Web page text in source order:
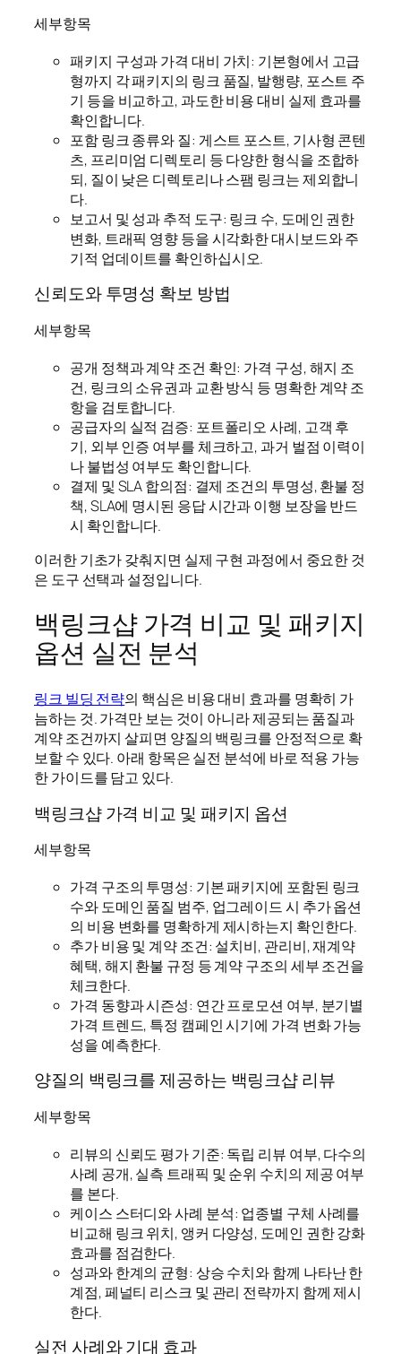
세부항목
패키지 구성과 가격 대비 가치: 기본형에서 고급
형까지 각 패키지의 링크 품질, 발행량, 포스트 주
기 등을 비교하고, 과도한 비용 대비 실제 효과를
확인합니다.
포함 링크 종류와 질: 게스트 포스트, 기사형 콘텐
츠, 프리미엄 디렉토리 등 다양한 형식을 조합하
되, 질이 낮은 디렉토리나 스팸 링크는 제외합니
다.
보고서 및 성과 추적 도구: 링크 수, 도메인 권한
변화, 트래픽 영향 등을 시각화한 대시보드와 주
기적 업데이트를 확인하십시오.
신뢰도와 투명성 확보 방법
세부항목
공개 정책과 계약 조건 확인: 가격 구성, 해지 조
건, 링크의 소유권과 교환 방식 등 명확한 계약 조
항을 검토합니다.
공급자의 실적 검증: 포트폴리오 사례, 고객 후
기, 외부 인증 여부를 체크하고, 과거 벌점 이력이
나 불법성 여부도 확인합니다.
결제 및 SLA 합의점: 결제 조건의 투명성, 환불 정
책, SLA에 명시된 응답 시간과 이행 보장을 반드
시 확인합니다.
이러한 기초가 갖춰지면 실제 구현 과정에서 중요한 것
은 도구 선택과 설정입니다.
백링크샵 가격 비교 및 패키지
옵션 실전 분석
링크 빌딩 전략의 핵심은 비용 대비 효과를 명확히 가
늠하는 것. 가격만 보는 것이 아니라 제공되는 품질과
계약 조건까지 살피면 양질의 백링크를 안정적으로 확
보할 수 있다. 아래 항목은 실전 분석에 바로 적용 가능
한 가이드를 담고 있다.
백링크샵 가격 비교 및 패키지 옵션
세부항목
가격 구조의 투명성: 기본 패키지에 포함된 링크
수와 도메인 품질 범주, 업그레이드 시 추가 옵션
의 비용 변화를 명확하게 제시하는지 확인한다.
추가 비용 및 계약 조건: 설치비, 관리비, 재계약
혜택, 해지 환불 규정 등 계약 구조의 세부 조건을
체크한다.
가격 동향과 시즌성: 연간 프로모션 여부, 분기별
가격 트렌드, 특정 캠페인 시기에 가격 변화 가능
성을 예측한다.
양질의 백링크를 제공하는 백링크샵 리뷰
세부항목
리뷰의 신뢰도 평가 기준: 독립 리뷰 여부, 다수의
사례 공개, 실측 트래픽 및 순위 수치의 제공 여부
를 본다.
케이스 스터디와 사례 분석: 업종별 구체 사례를
비교해 링크 위치, 앵커 다양성, 도메인 권한 강화
효과를 점검한다.
성과와 한계의 균형: 상승 수치와 함께 나타난 한
계점, 페널티 리스크 및 관리 전략까지 함께 제시
한다.
실전 사례와 기대 효과